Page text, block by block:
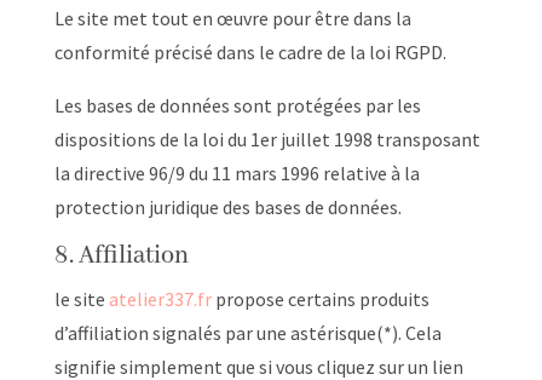
Le site met tout en œuvre pour être dans la
conformité précisé dans le cadre de la loi RGPD.
Les bases de données sont protégées par les
dispositions de la loi du 1er juillet 1998 transposant
la directive 96/9 du 11 mars 1996 relative à la
protection juridique des bases de données.
8. Affiliation
le site atelier337.frpropose certains produits
d’affiliation signalés par une astérisque(*). Cela
signifie simplement que si vous cliquez sur un lien